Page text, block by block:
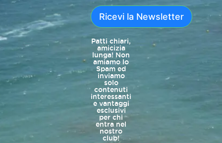
Ricevi la Newsletter
Patti chiari,
amicizia
lunga! Non
amiamo lo
Spam ed
inviamo
solo
contenuti
interessanti
e vantaggi
esclusivi
per chi
entra nel
nostro
club!